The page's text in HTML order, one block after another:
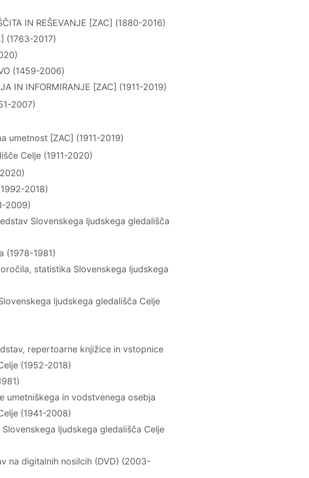
IN REŠEVANJE [ZAC] (1880-2016)
(1763-2017)
(1459-2006)
IN INFORMIRANJE [ZAC] (1911-2019)
2007)
umetnost [ZAC] (1911-2019)
Celje (1911-2020)
2018)
2009)
Slovenskega ljudskega gledališča
(1978-1981)
statistika Slovenskega ljudskega
ljudskega gledališča Celje
repertoarne knjižice in vstopnice
(1952-2018)
umetniškega in vodstvenega osebja
(1941-2008)
ljudskega gledališča Celje
na digitalnih nosilcih (DVD) (2003-